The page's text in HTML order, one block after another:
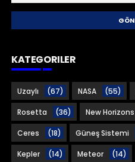
KATEGORILER
Uzaylı (67) NASA (55)
Rosetta (36) New Horizons
Ceres (18) Güneş Sistemi
Kepler (14) Meteor (14)